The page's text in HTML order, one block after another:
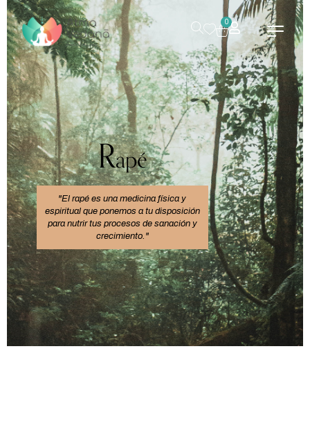
0
Rapé
"El rapé es una medicina física y
espiritual que ponemos a tu disposición
para nutrir tus procesos de sanación y
crecimiento."